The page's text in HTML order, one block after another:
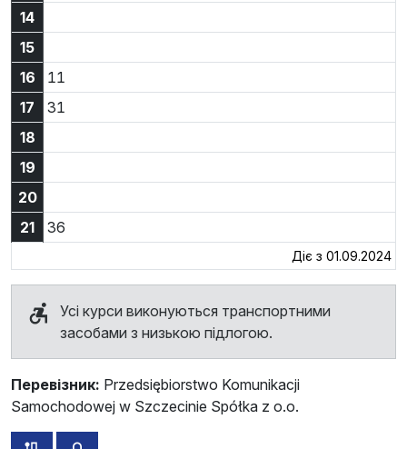
14
15
16
11
17
31
18
19
20
21
36
Діє з 01.09.2024
Усі курси виконуються транспортними
засобами з низькою підлогою.
Перевізник: Przedsiębiorstwo Komunikacji
Samochodowej w Szczecinie Spółka z o.o.